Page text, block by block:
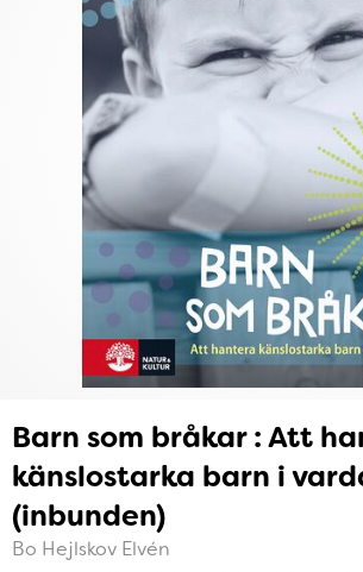
Barn som bråkar : Att
känslostarka barn i
(inbunden)
Bo Hejlskov Elvén